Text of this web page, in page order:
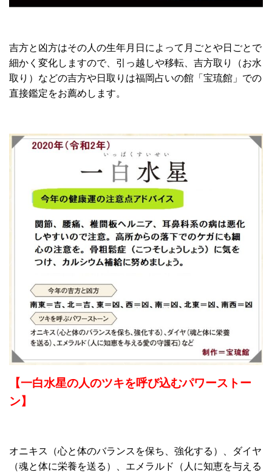
吉方と凶方はその人の生年月日によって月ごとや日ごとで
細かく変化しますので、引っ越しや移転、吉方取り（お水
取り）などの吉方や日取りは福岡占いの館「宝琉館」での
直接鑑定をお薦めします。
【一白水星の人のツキを呼び込むパワーストー
ン】
オニキス（心と体のバランスを保ち、強化する）、ダイヤ
（魂と体に栄養を送る）、エメラルド（人に知恵を与える